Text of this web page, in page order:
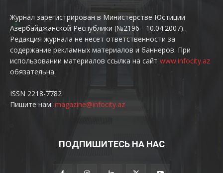
Журнал зарегистрирован в Министерстве Юстиции
Азербайджанской Республики (№2196 - 10.04.2007).
Редакция журнала не несет ответственности за
содержание рекламных материалов и баннеров. При
использовании материалов ссылка на сайт www.infocity.az
обязательна.
ISSN 2218-7782
Пишите нам: magazine@infocity.az
ПОДПИШИТЕСЬ НА НАС